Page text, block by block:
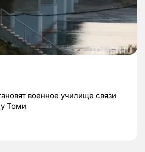
военное училище связи
Томи